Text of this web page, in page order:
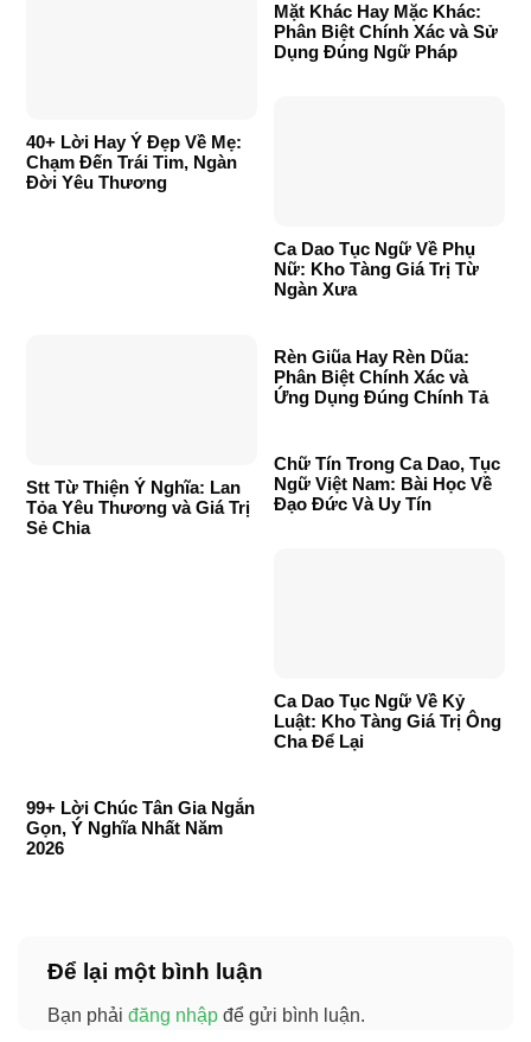
40+ Lời Hay Ý Đẹp Về Mẹ:
Chạm Đến Trái Tim, Ngàn
Đời Yêu Thương
Mặt Khác Hay Mặc Khác:
Phân Biệt Chính Xác và Sử
Dụng Đúng Ngữ Pháp
Ca Dao Tục Ngữ Về Phụ
Nữ: Kho Tàng Giá Trị Từ
Ngàn Xưa
Stt Từ Thiện Ý Nghĩa: Lan
Tỏa Yêu Thương và Giá Trị
Sẻ Chia
Rèn Giũa Hay Rèn Dũa:
Phân Biệt Chính Xác và
Ứng Dụng Đúng Chính Tả
Chữ Tín Trong Ca Dao, Tục
Ngữ Việt Nam: Bài Học Về
Đạo Đức Và Uy Tín
Ca Dao Tục Ngữ Về Kỷ
Luật: Kho Tàng Giá Trị Ông
Cha Để Lại
99+ Lời Chúc Tân Gia Ngắn
Gọn, Ý Nghĩa Nhất Năm
2026
Để lại một bình luận
Bạn phải đăng nhập để gửi bình luận.